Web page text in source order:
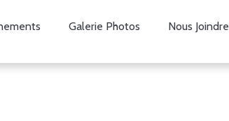
Galerie Photos Nous Joindre